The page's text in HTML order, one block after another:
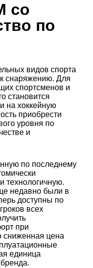
со
по
видов спорта
к снаряжению. Для
спортсменов и
становится
на хоккейную
приобрести
уровня по
и
по последнему
технологичную.
недавно были в
доступны по
всех
при
сниженная цена
единица